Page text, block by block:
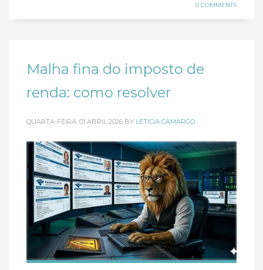
0 COMMENTS
Malha fina do imposto de
renda: como resolver
QUARTA-FEIRA, 01 ABRIL 2026 BY LETICIA CAMARGO